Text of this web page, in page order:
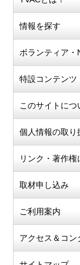
情報を探す
ボランティア・
特設コンテンツ
このサイトにつ
個人情報の取り
リンク・著作権
取材申し込み
ご利用案内
アクセス＆コン